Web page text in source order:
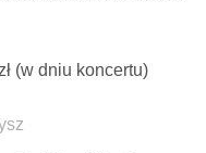
(w dniu koncertu)